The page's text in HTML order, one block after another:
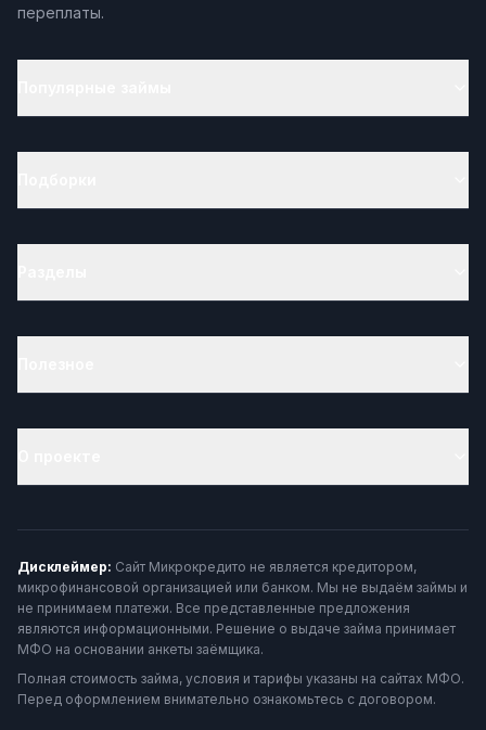
переплаты.
Дисклеймер: Сайт Микрокредито не является кредитором,
микрофинансовой организацией или банком. Мы не выдаём займы и
не принимаем платежи. Все представленные предложения
являются информационными. Решение о выдаче займа принимает
МФО на основании анкеты заёмщика.
Полная стоимость займа, условия и тарифы указаны на сайтах МФО.
Перед оформлением внимательно ознакомьтесь с договором.